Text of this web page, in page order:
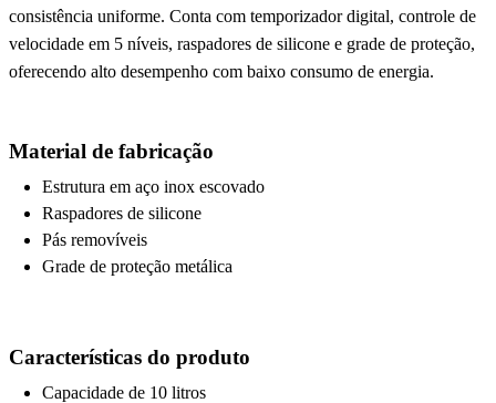
consistência uniforme. Conta com temporizador digital, controle de
velocidade em 5 níveis, raspadores de silicone e grade de proteção,
oferecendo alto desempenho com baixo consumo de energia.
Material de fabricação
Estrutura em aço inox escovado
Raspadores de silicone
Pás removíveis
Grade de proteção metálica
Características do produto
Capacidade de 10 litros